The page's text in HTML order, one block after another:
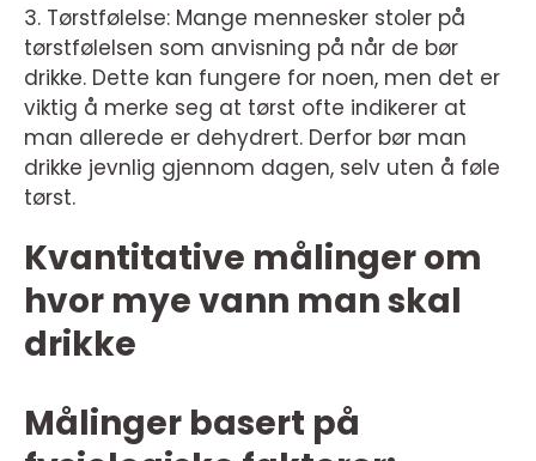
3. Tørstfølelse: Mange mennesker stoler på
tørstfølelsen som anvisning på når de bør
drikke. Dette kan fungere for noen, men det er
viktig å merke seg at tørst ofte indikerer at
man allerede er dehydrert. Derfor bør man
drikke jevnlig gjennom dagen, selv uten å føle
tørst.
Kvantitative målinger om
hvor mye vann man skal
drikke
Målinger basert på